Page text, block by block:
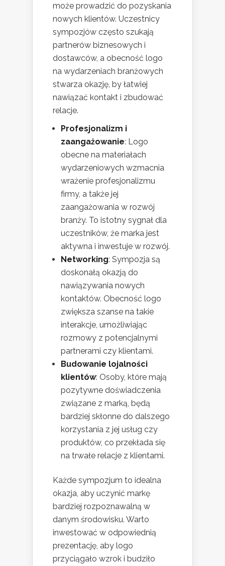
może prowadzić do pozyskania
nowych klientów. Uczestnicy
sympozjów często szukają
partnerów biznesowych i
dostawców, a obecność logo
na wydarzeniach branżowych
stwarza okazję, by łatwiej
nawiązać kontakt i zbudować
relacje.
Profesjonalizm i
zaangażowanie: Logo
obecne na materiałach
wydarzeniowych wzmacnia
wrażenie profesjonalizmu
firmy, a także jej
zaangażowania w rozwój
branży. To istotny sygnał dla
uczestników, że marka jest
aktywna i inwestuje w rozwój.
Networking: Sympozja są
doskonałą okazją do
nawiązywania nowych
kontaktów. Obecność logo
zwiększa szanse na takie
interakcje, umożliwiając
rozmowy z potencjalnymi
partnerami czy klientami.
Budowanie lojalności
klientów: Osoby, które mają
pozytywne doświadczenia
związane z marką, będą
bardziej skłonne do dalszego
korzystania z jej usług czy
produktów, co przekłada się
na trwałe relacje z klientami.
Każde sympozjum to idealna
okazja, aby uczynić markę
bardziej rozpoznawalną w
danym środowisku. Warto
inwestować w odpowiednią
prezentację, aby logo
przyciągało wzrok i budziło